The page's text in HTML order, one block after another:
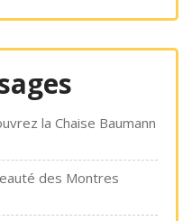
la Chaise Baumann
des Montres